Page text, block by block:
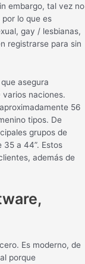
embargo, tal vez no
lo que es
gay / lesbianas,
registrarse para sin
asegura
naciones.
56
tipos. De
grupos de
35 a 44”. Estos
además de
Es moderno, de
porque